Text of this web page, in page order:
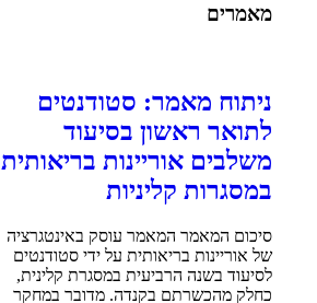
מאמרים
ניתוח מאמר: סטודנטים
לתואר ראשון בסיעוד
משלבים אוריינות בריאותית
במסגרות קליניות
סיכום המאמר המאמר עוסק באינטגרציה
של אוריינות בריאותית על ידי סטודנטים
לסיעוד בשנה הרביעית במסגרת קלינית,
כחלק מהכשרתם בקנדה. מדובר במחקר